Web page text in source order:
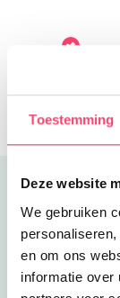
Toestemming
Deze website
We gebruiken
en om ons
informatie over